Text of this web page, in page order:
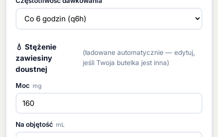
💧 Stężenie
zawiesiny
doustnej
(ładowane automatycznie — edytuj,
jeśli Twoja butelka jest inna)
Moc mg
Na objętość mL